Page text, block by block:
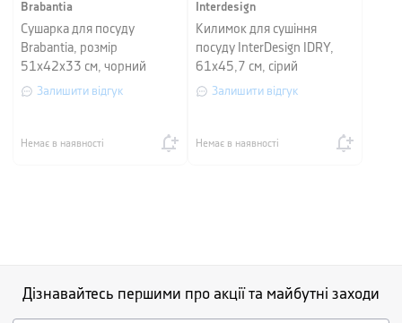
Brabantia
Сушарка для посуду
Brabantia, розмір
51х42х33 см, чорний
Залишити відгук
Немає в наявності
Interdesign
Килимок для сушіння
посуду InterDesign IDRY,
61x45,7 см, сірий
Залишити відгук
Немає в наявності
Дізнавайтесь першими про акції та майбутні заходи